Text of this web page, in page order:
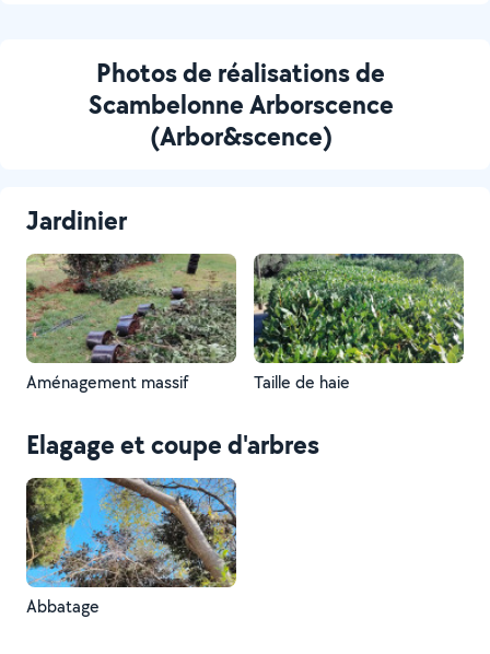
Photos de réalisations de
Scambelonne Arborscence
(Arbor&scence)
Jardinier
Aménagement massif Taille de haie
Elagage et coupe d'arbres
Abbatage